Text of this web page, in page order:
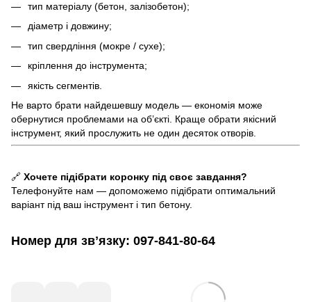
тип матеріалу (бетон, залізобетон);
діаметр і довжину;
тип свердління (мокре / сухе);
кріплення до інструмента;
якість сегментів.
Не варто брати найдешевшу модель — економія може
обернутися проблемами на об’єкті. Краще обрати якісний
інструмент, який прослужить не один десяток отворів.
🔗 Хочете підібрати коронку під своє завдання?
Телефонуйте нам — допоможемо підібрати оптимальний
варіант під ваш інструмент і тип бетону.
Номер для звʼязку: 097-841-80-64